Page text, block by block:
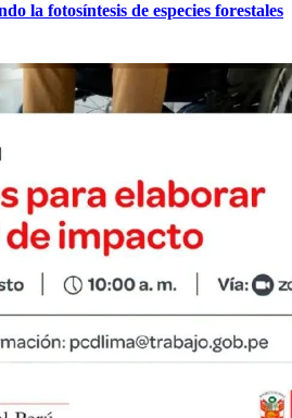
la fotosíntesis de especies forestales